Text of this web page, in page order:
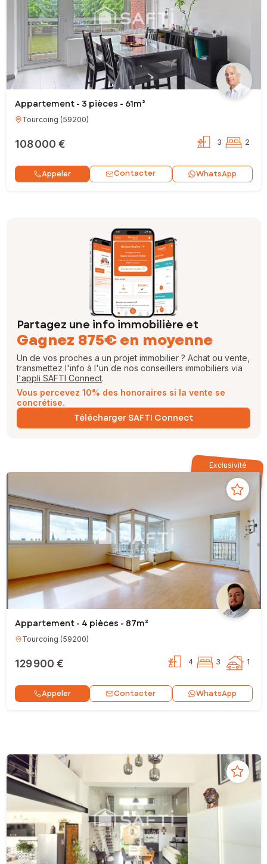
Appartement - 3 pièces - 61m²
Tourcoing (59200)
108 000 € 3 2
Appeler Contacter WhatsApp
Partagez une info immobilière et
Gagnez 875€ en moyenne
Un de vos proches a un projet immobilier ? Achat ou vente,
transmettez l'info à l'un de nos conseillers immobiliers via
l'appli SAFTI Connect.
Vous percevez 10% des honoraires si la vente se
concrétise.
Télécharger SAFTI Connect
Exclusivité
Appartement - 4 pièces - 87m²
Tourcoing (59200)
129 900 € 4 3 1
Appeler Contacter WhatsApp